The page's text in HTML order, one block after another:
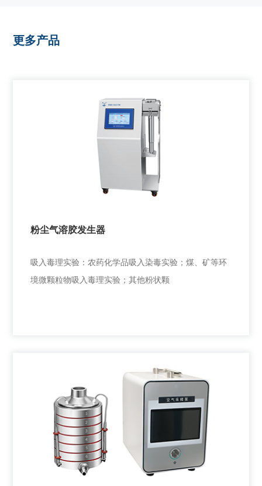
更多产品
粉尘气溶胶发生器
吸入毒理实验：农药化学品吸入染毒实验；煤、矿等环
境微颗粒物吸入毒理实验；其他粉状颗
粉尘气溶胶发生器
吸入毒理实验：农药化学品吸入染毒实验；煤、矿等环
境微颗粒物吸入毒理实验；其他粉状颗